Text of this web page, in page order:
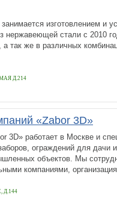
изготовлением и
нержавеющей стали с 2010
а так же в различных
Д.214
«Zabor 3D»
3D» работает в Москве и
ограждений для дачи
объектов. Мы
компаниями,
Д.144